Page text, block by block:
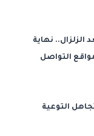
نهاية
التواصل
التوعية